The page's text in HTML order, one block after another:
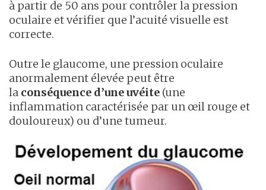
à partir de 50 ans pour contrôler la pression
oculaire et vérifier que l’acuité visuelle est
correcte.
Outre le glaucome, une pression oculaire
anormalement élevée peut être
la conséquence d’une uvéite (une
inflammation caractérisée par un œil rouge et
douloureux) ou d’une tumeur.